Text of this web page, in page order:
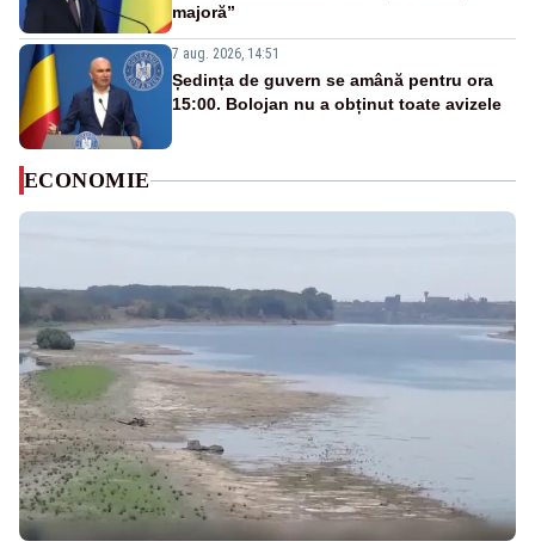
majoră”
7 aug. 2026, 14:51
Ședința de guvern se amână pentru ora
15:00. Bolojan nu a obținut toate avizele
ECONOMIE